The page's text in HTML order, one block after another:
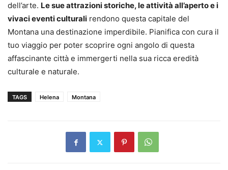
dell’arte. Le sue attrazioni storiche, le attività all’aperto e i
vivaci eventi culturali rendono questa capitale del
Montana una destinazione imperdibile. Pianifica con cura il
tuo viaggio per poter scoprire ogni angolo di questa
affascinante città e immergerti nella sua ricca eredità
culturale e naturale.
TAGS Helena Montana